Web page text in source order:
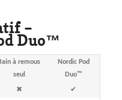
–
Duo™
à remous
seul
Nordic Pod
Duo™
✖ ✔